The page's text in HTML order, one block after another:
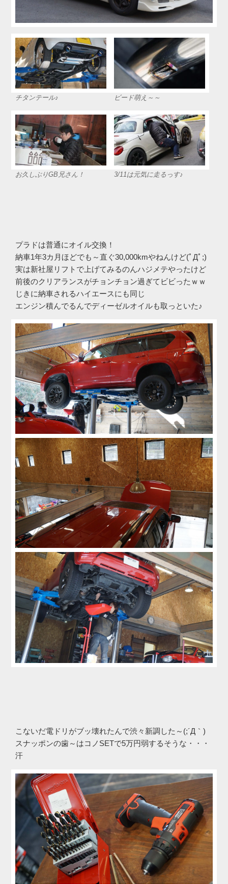
チタンテール♪ ビード萌え～～
お久しぶりGB兄さん！ 3/11は元気に走るっす♪
プラドは普通にオイル交換！
納車1年3カ月ほどでも～直ぐ30,000kmやねんけど(ﾟДﾟ;)
実は新社屋リフトで上げてみるのんハジメテやったけど
前後のクリアランスがチョンチョン過ぎてビビったｗｗ
じきに納車されるハイエースにも同じ
エンジン積んでるんでディーゼルオイルも取っといた♪
こないだ電ドリがブッ壊れたんで渋々新調した～(;´Д｀)
スナッポンの歯～はコノSETで5万円弱するそうな・・・
汗